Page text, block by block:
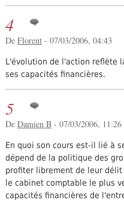
4
De Florent- 07/03/2006, 04:43
L'évolution de l'action reflète
ses capacités financières.
5
De Damien B- 07/03/2006, 11:26
En quoi son cours est-il lié à
dépend de la politique des
profiter librement de leur
le cabinet comptable le plus
capacités financières de